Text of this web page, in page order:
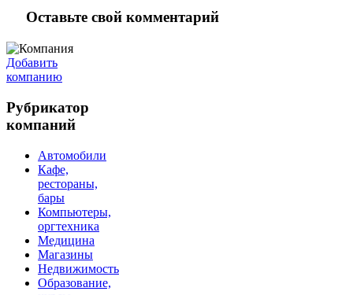
Оставьте свой комментарий
Добавить
компанию
Рубрикатор
компаний
Автомобили
Кафе,
рестораны,
бары
Компьютеры,
оргтехника
Медицина
Магазины
Недвижимость
Образование,